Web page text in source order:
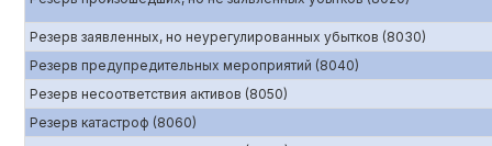
Резерв заявленных, но неурегулированных убытков (8030)
Резерв предупредительных мероприятий (8040)
Резерв несоответствия активов (8050)
Резерв катастроф (8060)